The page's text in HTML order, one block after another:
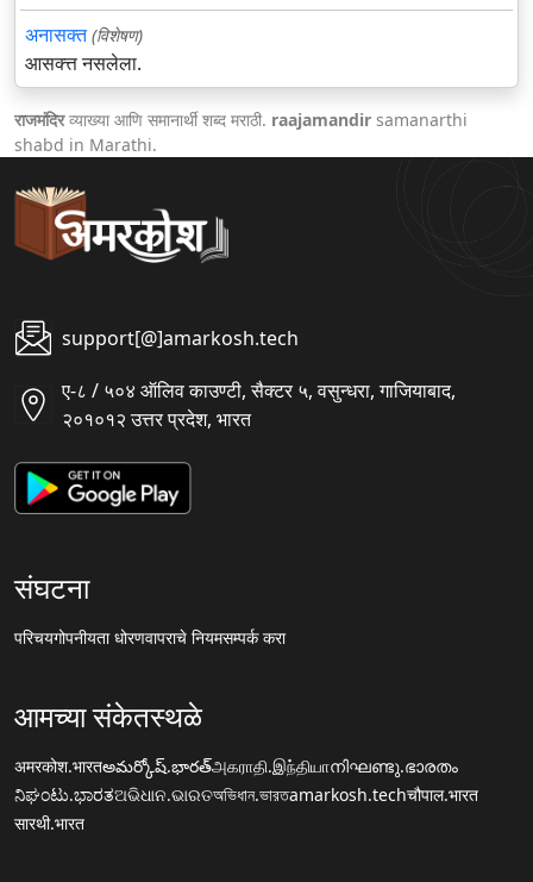
अनासक्त (विशेषण)
आसक्त्त नसलेला.
राजमंदिरव्याख्या आणि समानार्थी शब्द मराठी. raajamandir samanarthi
shabd in Marathi.
support[@]amarkosh.tech
ए-८ / ५०४ ऑलिव काउण्टी, सैक्टर ५, वसुन्धरा, गाजियाबाद,
२०१०१२ उत्तर प्रदेश, भारत
संघटना
परिचयगोपनीयता धोरणवापराचे नियमसम्पर्क करा
आमच्या संकेतस्थळे
अमरकोश.भारतఅమర్కోష్.భారత్அகராதி.இந்தியாനിഘണ്ടു.ഭാരതം
ನಿಘಂಟು.ಭಾರತଅଭିଧାନ.ଭାରତঅভিধান.ভারতamarkosh.techचौपाल.भारत
सारथी.भारत